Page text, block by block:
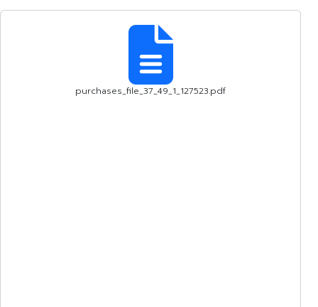
purchases_file_37_49_1_127523.pdf